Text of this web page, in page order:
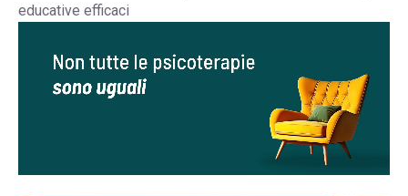
educative efficaci